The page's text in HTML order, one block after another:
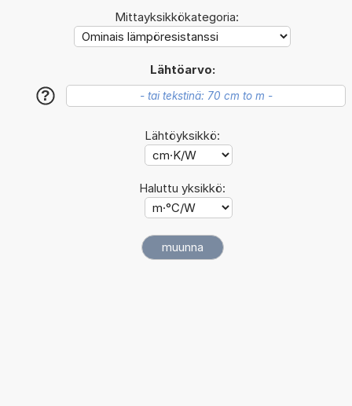
Mittayksikkökategoria:
Lähtöarvo:
?
Lähtöyksikkö:
Haluttu yksikkö: